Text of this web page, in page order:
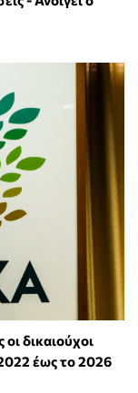
δικαιούχοι
έως το 2026